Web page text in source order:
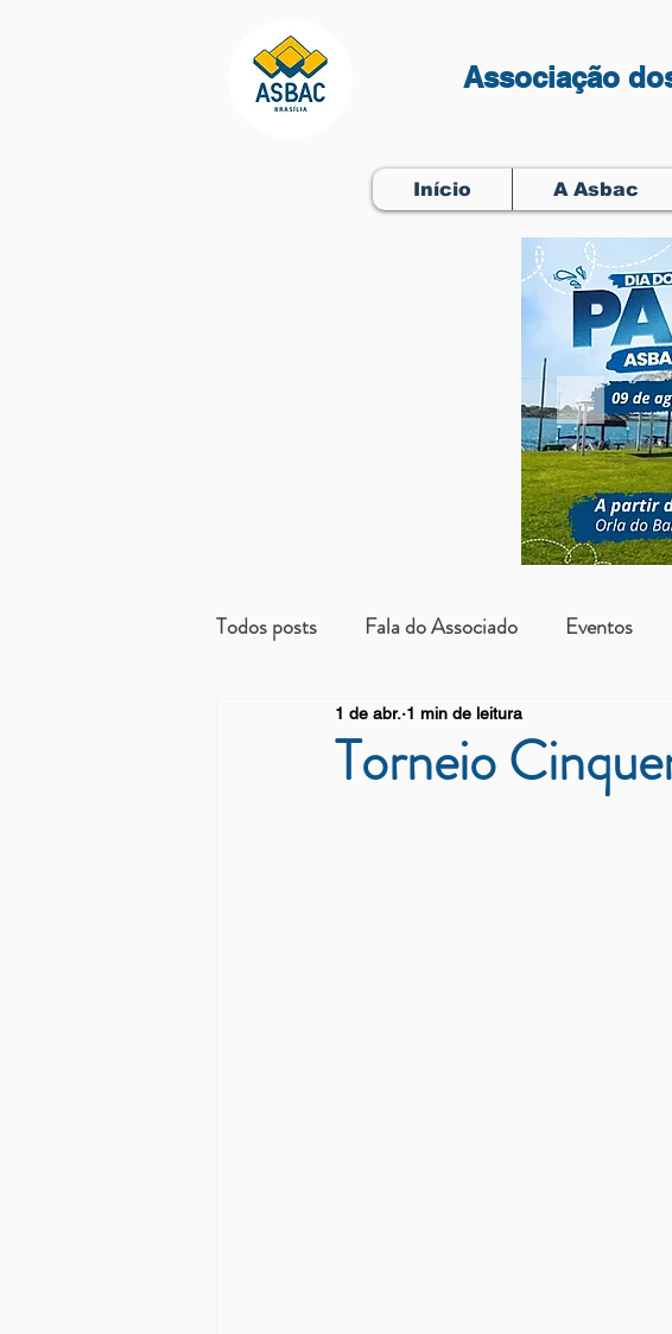
Associação
Início A Asbac
Todos posts Fala do Associado Eventos
Beneficientes Arrendatários
Torneio
1 de abr. 1 min de leitura